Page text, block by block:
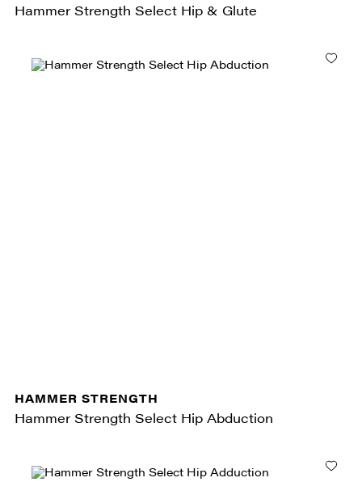
Hammer Strength Select Hip & Glute
HAMMER STRENGTH
Hammer Strength Select Hip Abduction